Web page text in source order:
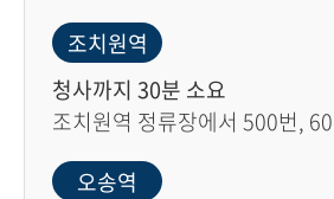
조치원역
청사까지 30분 소요
조치원역 정류장에서 500번,
오송역